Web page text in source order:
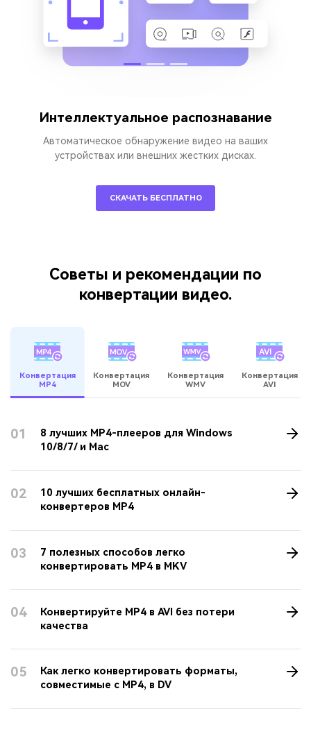
Интеллектуальное распознавание
Автоматическое обнаружение видео на ваших
устройствах или внешних жестких дисках.
СКАЧАТЬ БЕСПЛАТНО
Советы и рекомендации по
конвертации видео.
Конвертация
MP4
Конвертация
MOV
Конвертация
WMV
Конвертация
AVI
01
8 лучших MP4-плееров для Windows
10/8/7/ и Mac
02
10 лучших бесплатных онлайн-
конвертеров MP4
03
7 полезных способов легко
конвертировать MP4 в MKV
04
Конвертируйте MP4 в AVI без потери
качества
05
Как легко конвертировать форматы,
совместимые с MP4, в DV